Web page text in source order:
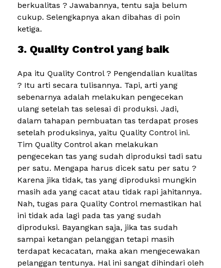
berkualitas ? Jawabannya, tentu saja belum
cukup. Selengkapnya akan dibahas di poin
ketiga.
3. Quality Control yang baik
Apa itu Quality Control ? Pengendalian kualitas
? Itu arti secara tulisannya. Tapi, arti yang
sebenarnya adalah melakukan pengecekan
ulang setelah tas selesai di produksi. Jadi,
dalam tahapan pembuatan tas terdapat proses
setelah produksinya, yaitu Quality Control ini.
Tim Quality Control akan melakukan
pengecekan tas yang sudah diproduksi tadi satu
per satu. Mengapa harus dicek satu per satu ?
Karena jika tidak, tas yang diproduksi mungkin
masih ada yang cacat atau tidak rapi jahitannya.
Nah, tugas para Quality Control memastikan hal
ini tidak ada lagi pada tas yang sudah
diproduksi. Bayangkan saja, jika tas sudah
sampai ketangan pelanggan tetapi masih
terdapat kecacatan, maka akan mengecewakan
pelanggan tentunya. Hal ini sangat dihindari oleh